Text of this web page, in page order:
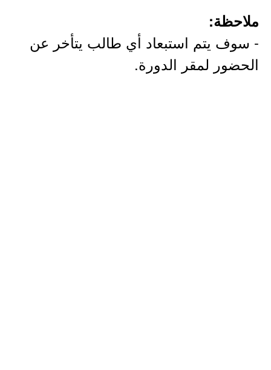
ملاحظة:
- سوف يتم استبعاد أي طالب يتأخر عن
الحضور لمقر الدورة.